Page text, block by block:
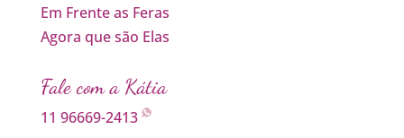
Em Frente as Feras
Agora que são Elas
Fale com a Kátia
11 96669-2413